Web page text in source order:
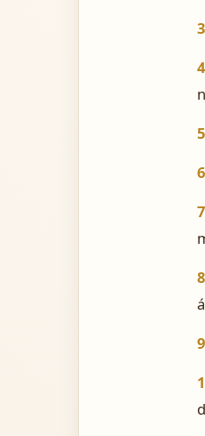
3
4
5
6
7
8
9